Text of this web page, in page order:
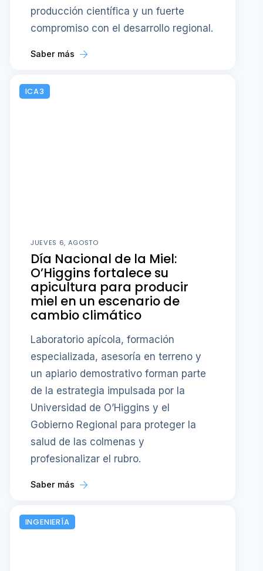
producción científica y un fuerte
compromiso con el desarrollo regional.
Saber más
ICA3
JUEVES 6, AGOSTO
Día Nacional de la Miel:
O’Higgins fortalece su
apicultura para producir
miel en un escenario de
cambio climático
Laboratorio apícola, formación
especializada, asesoría en terreno y
un apiario demostrativo forman parte
de la estrategia impulsada por la
Universidad de O’Higgins y el
Gobierno Regional para proteger la
salud de las colmenas y
profesionalizar el rubro.
Saber más
INGENIERÍA